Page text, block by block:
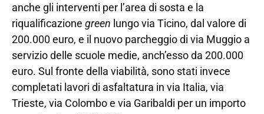
anche gli interventi per l’area di sosta e la
riqualificazione green lungo via Ticino, dal valore di
200.000 euro, e il nuovo parcheggio di via Muggio a
servizio delle scuole medie, anch’esso da 200.000
euro. Sul fronte della viabilità, sono stati invece
completati lavori di asfaltatura in via Italia, via
Trieste, via Colombo e via Garibaldi per un importo